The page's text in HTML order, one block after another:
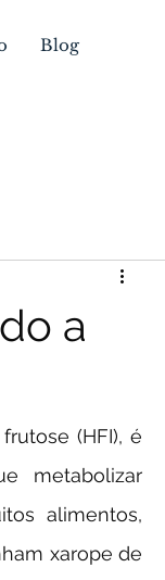
Blog
a
metabolizar
alimentos,
xarope de